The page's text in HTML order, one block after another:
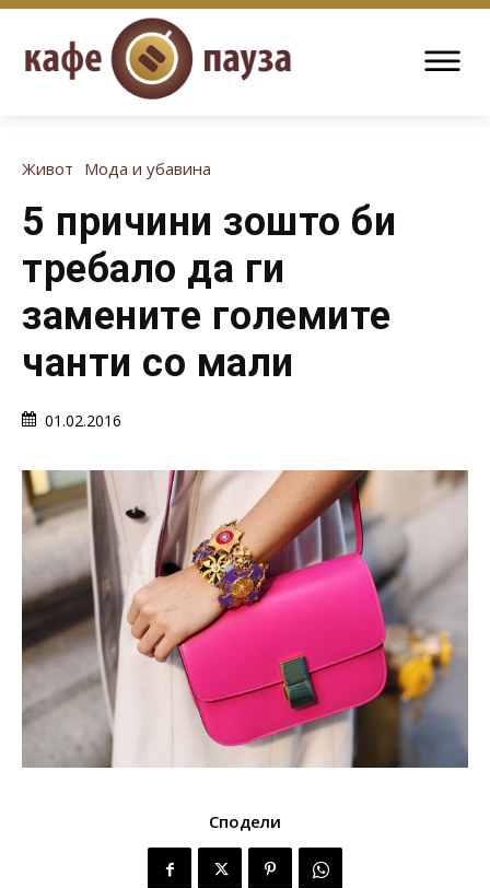
Живот Мода и убавина
5 причини зошто би
требало да ги
замените големите
чанти со мали
01.02.2016
Сподели